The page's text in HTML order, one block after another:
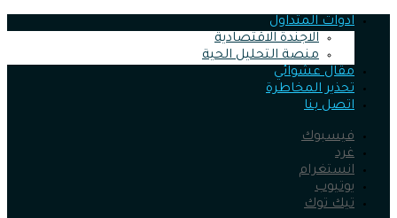
ادوات المتداول
الاجندة الاقتصادية
منصة التحليل الحية
مقال عشوائي
تحذير المخاطرة
اتصل بنا
فيسبوك
غرد
انستغرام
يوتيوب
تيك توك